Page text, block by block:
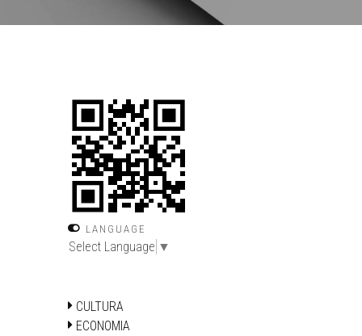
LANGUAGE
Select Language ▼
CULTURA
ECONOMIA